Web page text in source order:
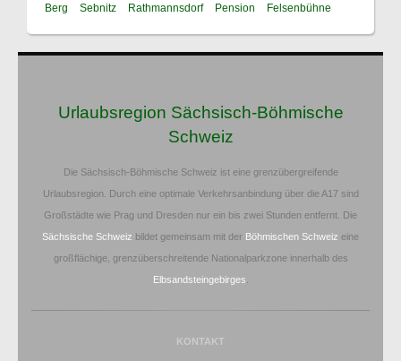
Berg
Sebnitz Rathmannsdorf Pension Felsenbühne
Urlaubsregion Sächsisch-Böhmische
Schweiz
Die Sächsisch-Böhmische Schweiz ist eine grenzübergreifende
Urlaubsregion. Durch eine optimale Verkehrsanbindung über die A17 sind
Großstädte wie Prag und Dresden nur ein bis zwei Stunden entfernt. Die
Sächsische Schweiz bildet gemeinsam mit der Böhmischen Schweiz eine
großflächige, grenzüberschreitende Nationalparkzone innerhalb des
Elbsandsteingebirges
KONTAKT